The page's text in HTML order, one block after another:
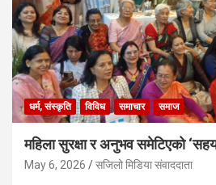
धर्म, संस्कृति विविध समाचार समाज
महिला सुरक्षा र अनुभव समेटिएको
May 6, 2026 सजिलो मिडिया संवाददाता